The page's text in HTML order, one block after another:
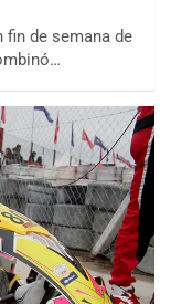
fin de semana de